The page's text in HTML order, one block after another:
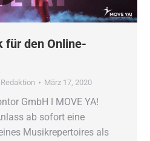
für den Online-
Redaktion März 17, 2020
GmbH ǀ MOVE YA!
ab sofort eine
Musikrepertoires als